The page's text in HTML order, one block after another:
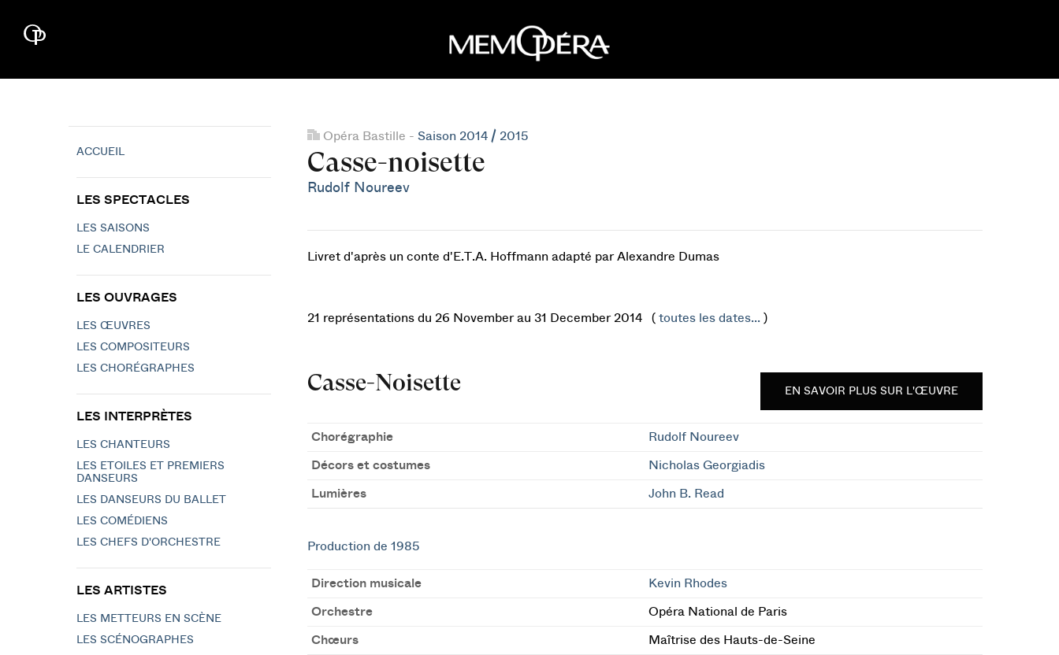
Opéra Bastille - Saison 2014 / 2015
Casse-noisette
Rudolf Noureev
Livret d'après un conte d'E.T.A. Hoffmann adapté par Alexandre Dumas
21 représentations du 26 November au 31 December 2014 ( toutes les dates...)
Casse-Noisette EN SAVOIR PLUS SUR L'ŒUVRE
Chorégraphie Rudolf Noureev
Décors et costumes Nicholas Georgiadis
Lumières John B. Read
Production de 1985
Direction musicale Kevin Rhodes
Orchestre Opéra National de Paris
Chœurs Maîtrise des Hauts-de-Seine
ACCUEIL
LES SPECTACLES
LES SAISONS
LE CALENDRIER
LES OUVRAGES
LES ŒUVRES
LES COMPOSITEURS
LES CHORÉGRAPHES
LES INTERPRÈTES
LES CHANTEURS
LES ETOILES ET PREMIERS
DANSEURS
LES DANSEURS DU BALLET
LES COMÉDIENS
LES CHEFS D'ORCHESTRE
LES ARTISTES
LES METTEURS EN SCÈNE
LES SCÉNOGRAPHES